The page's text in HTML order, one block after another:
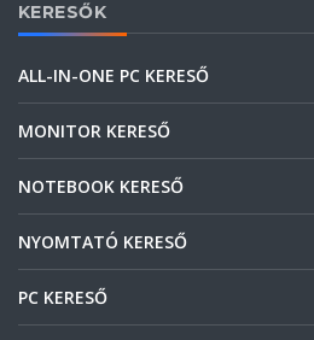
KERESŐK
ALL-IN-ONE PC KERESŐ
MONITOR KERESŐ
NOTEBOOK KERESŐ
NYOMTATÓ KERESŐ
PC KERESŐ